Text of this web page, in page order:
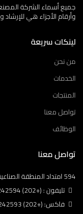
جميع أسماء الشركة
وأرقام الأجزاء هي
لينكات سريعة
من نحن
الخدمات
المنتجات
تواصل معنا
الوظائف
تواصل معنا
594 امتداد المنطقة الصناعية الثالثة – مدينة 6 أكتوبر – مصر
تليفون : (+202) 38242594
فاكس: (+202) 38242593